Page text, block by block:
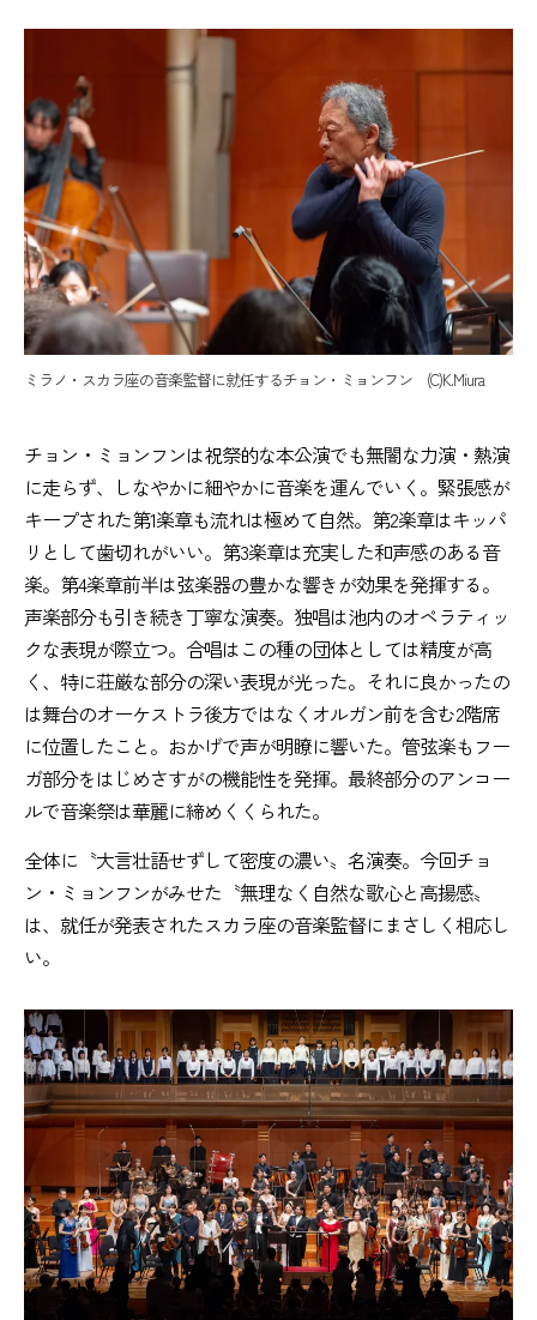
ミラノ・スカラ座の音楽監督に就任するチョン・ミョンフン (C)K.Miura
チョン・ミョンフンは祝祭的な本公演でも無闇な力演・熱演
に走らず、しなやかに細やかに音楽を運んでいく。緊張感が
キープされた第1楽章も流れは極めて自然。第2楽章はキッパ
リとして歯切れがいい。第3楽章は充実した和声感のある音
楽。第4楽章前半は弦楽器の豊かな響きが効果を発揮する。
声楽部分も引き続き丁寧な演奏。独唱は池内のオペラティッ
クな表現が際立つ。合唱はこの種の団体としては精度が高
く、特に荘厳な部分の深い表現が光った。それに良かったの
は舞台のオーケストラ後方ではなくオルガン前を含む2階席
に位置したこと。おかげで声が明瞭に響いた。管弦楽もフー
ガ部分をはじめさすがの機能性を発揮。最終部分のアンコー
ルで音楽祭は華麗に締めくくられた。
全体に〝大言壮語せずして密度の濃い〟名演奏。今回チョ
ン・ミョンフンがみせた〝無理なく自然な歌心と高揚感〟
は、就任が発表されたスカラ座の音楽監督にまさしく相応し
い。